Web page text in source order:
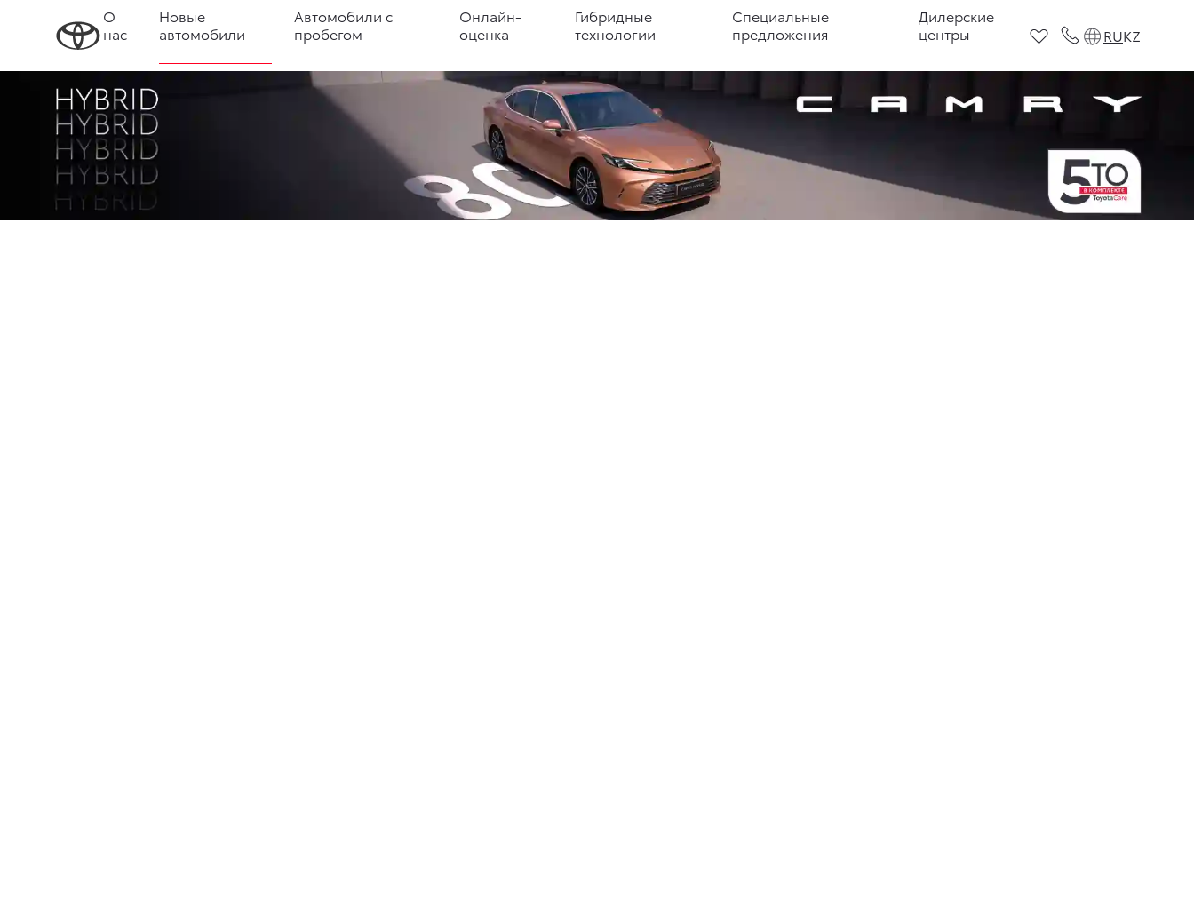
О
нас
Новые
автомобили
Автомобили с
пробегом
Онлайн-
оценка
Гибридные
технологии
Специальные
предложения
Дилерские
центры
RUKZ